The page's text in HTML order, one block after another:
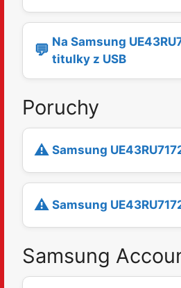
💬 Na Samsung
titulky z USB
Poruchy
⚠️ Samsung
⚠️ Samsung
Samsung